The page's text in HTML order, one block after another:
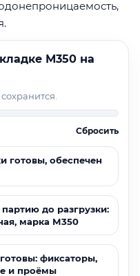
М350 на
Сбросить
готовы, обеспечен
до разгрузки:
марка М350
готовы: фиксаторы,
и проёмы